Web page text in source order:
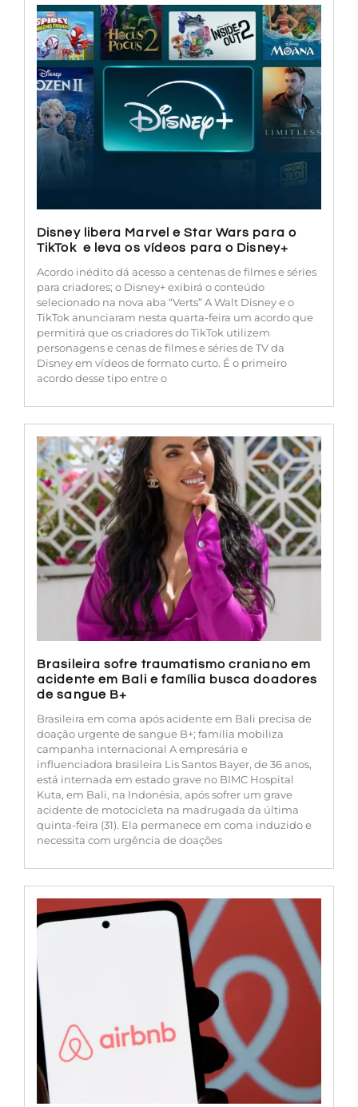
Disney libera Marvel e Star Wars para o
TikTok e leva os vídeos para o Disney+
Acordo inédito dá acesso a centenas de filmes e séries
para criadores; o Disney+ exibirá o conteúdo
selecionado na nova aba “Verts” A Walt Disney e o
TikTok anunciaram nesta quarta-feira um acordo que
permitirá que os criadores do TikTok utilizem
personagens e cenas de filmes e séries de TV da
Disney em vídeos de formato curto. É o primeiro
acordo desse tipo entre o
Brasileira sofre traumatismo craniano em
acidente em Bali e família busca doadores
de sangue B+
Brasileira em coma após acidente em Bali precisa de
doação urgente de sangue B+; família mobiliza
campanha internacional A empresária e
influenciadora brasileira Lis Santos Bayer, de 36 anos,
está internada em estado grave no BIMC Hospital
Kuta, em Bali, na Indonésia, após sofrer um grave
acidente de motocicleta na madrugada da última
quinta-feira (31). Ela permanece em coma induzido e
necessita com urgência de doações